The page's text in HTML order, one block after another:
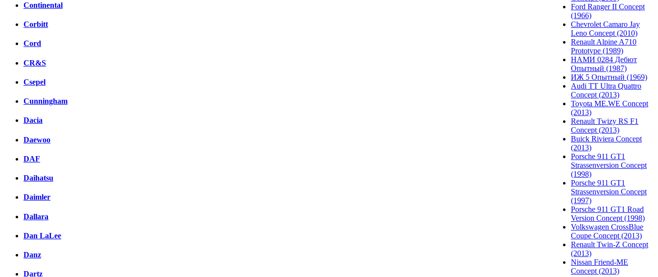
Continental
Corbitt
Cord
CR&S
Csepel
Cunningham
Dacia
Daewoo
DAF
Daihatsu
Daimler
Dallara
Dan LaLee
Danz
Dartz
Ford Ranger II Concept
(1966)
Chevrolet Camaro Jay
Leno Concept (2010)
Renault Alpine A710
Prototype (1989)
НАМИ 0284 Дебют
Опытный (1987)
ИЖ 5 Опытный (1969)
Audi TT Ultra Quattro
Concept (2013)
Toyota ME.WE Concept
(2013)
Renault Twizy RS F1
Concept (2013)
Buick Riviera Concept
(2013)
Porsche 911 GT1
Strassenversion Concept
(1998)
Porsche 911 GT1
Strassenversion Concept
(1997)
Porsche 911 GT1 Road
Version Concept (1998)
Volkswagen CrossBlue
Coupe Concept (2013)
Renault Twin-Z Concept
(2013)
Nissan Friend-ME
Concept (2013)